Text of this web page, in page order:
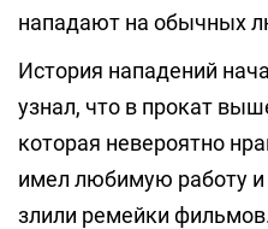
нападают на обычных
История нападений
узнал, что в прокат
которая невероятно
имел любимую работу и
злили ремейки